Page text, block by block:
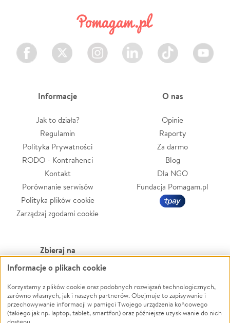
Facebook Twitter Instagram LinkedIn TikTok Youtube
Informacje
Jak to działa?
Regulamin
Polityka Prywatności
RODO - Kontrahenci
Kontakt
Porównanie serwisów
Polityka plików cookie
Zarządzaj zgodami cookie
O nas
Opinie
Raporty
Za darmo
Blog
Dla NGO
Fundacja Pomagam.pl
Zbieraj na
Leczenie
Zwierzęta
Pożar
Ukraina
Powódź
Wichura
NGO
Informacje o plikach cookie
Korzystamy z plików cookie oraz podobnych rozwiązań technologicznych,
zarówno własnych, jak i naszych partnerów. Obejmuje to zapisywanie i
przechowywanie informacji w pamięci Twojego urządzenia końcowego
(takiego jak np. laptop, tablet, smartfon) oraz późniejsze uzyskiwanie do nich